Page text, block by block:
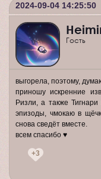
2024-09-04 14:25:50
Гость
выгорела, поэтому,
приношу искренние
Ризли, а также
эпизоды, чмокаю в
снова сведёт вместе.
всем спасибо ♥
+3